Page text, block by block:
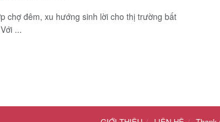
chợ đêm, xu hướng sinh lời cho thị trường bất
...